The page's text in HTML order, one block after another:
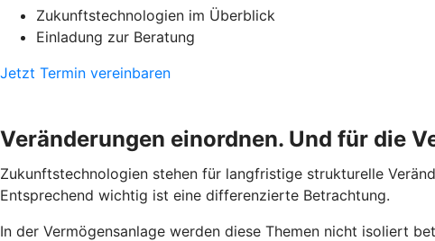
Zukunftstechnologien im Überblick
Einladung zur Beratung
Jetzt Termin vereinbaren
Veränderungen einordnen. Und für die
Zukunftstechnologien stehen für langfristige strukturelle
Entsprechend wichtig ist eine differenzierte Betrachtung.
In der Vermögensanlage werden diese Themen nicht isoliert